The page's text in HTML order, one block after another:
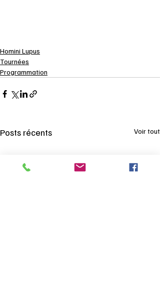
Homini Lupus
Tournées
Programmation
Posts récents Voir tout